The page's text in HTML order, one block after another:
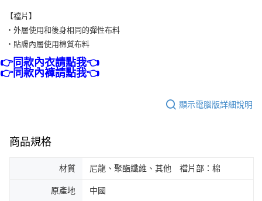
【襠片】
・外層使用和後身相同的彈性布料
・貼膚內層使用棉質布料
👉同款內衣請點我👈
👉同款內褲請點我👈
顯示電腦版詳細說明
商品規格
材質 尼龍、聚酯纖維、其他 襠片部：棉
原產地 中國